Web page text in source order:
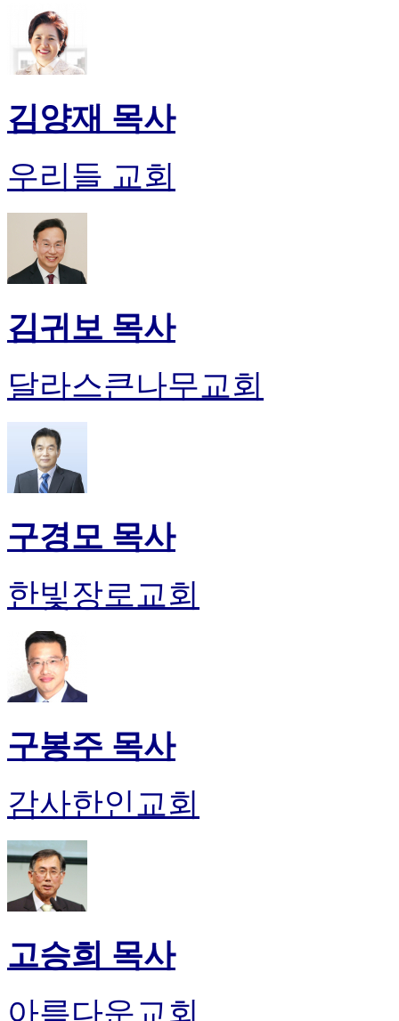
김양재 목사
우리들 교회
김귀보 목사
달라스큰나무교회
구경모 목사
한빛장로교회
구봉주 목사
감사한인교회
고승희 목사
아름다운교회